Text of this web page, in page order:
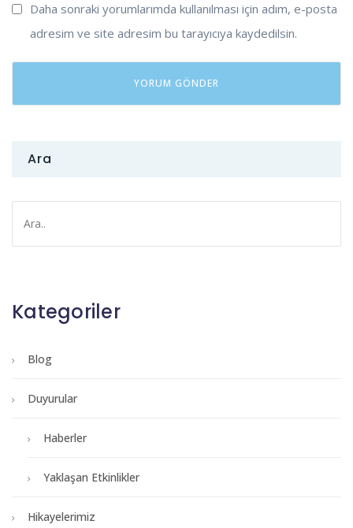
Daha sonraki yorumlarımda kullanılması için adım, e-posta
adresim ve site adresim bu tarayıcıya kaydedilsin.
Ara
Kategoriler
Blog
Duyurular
Haberler
Yaklaşan Etkinlikler
Hikayelerimiz